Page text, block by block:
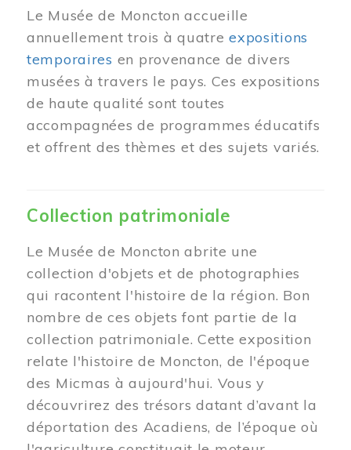
Le Musée de Moncton accueille
annuellement trois à quatreexpositions
temporaires en provenance de divers
musées à travers le pays. Ces expositions
de haute qualité sont toutes
accompagnées de programmes éducatifs
et offrent des thèmes et des sujets variés.
Collection patrimoniale
Le Musée de Moncton abrite une
collection d'objets et de photographies
qui racontent l'histoire de la région. Bon
nombre de ces objets font partie de la
collection patrimoniale. Cette exposition
relate l'histoire de Moncton, de l'époque
des Micmas à aujourd'hui. Vous y
découvrirez des trésors datant d’avant la
déportation des Acadiens, de l’époque où